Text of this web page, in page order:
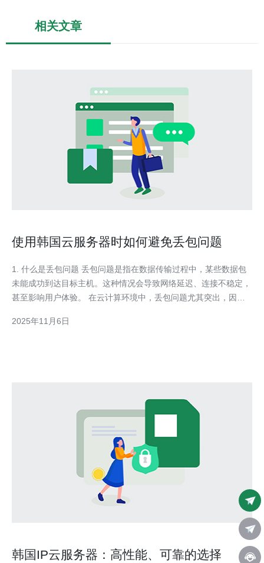
相关文章
使用韩国云服务器时如何避免丢包问题
1. 什么是丢包问题 丢包问题是指在数据传输过程中，某些数据包
未能成功到达目标主机。这种情况会导致网络延迟、连接不稳定，
甚至影响用户体验。 在云计算环境中，丢包问题尤其突出，因为
显著影响用户的上网体验。 丢包问题可能由多种因素引起，包括
2025年11月6日
韩国IP云服务器：高性能、可靠的选择